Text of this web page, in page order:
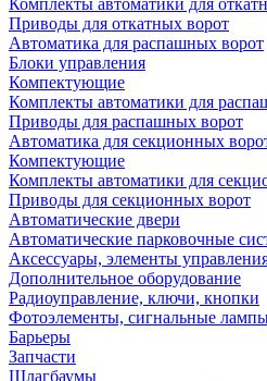
Комплекты автоматики для
Приводы для откатных ворот
Автоматика для распашных ворот
Блоки управления
Компектующие
Комплекты автоматики для
Приводы для распашных ворот
Автоматика для секционных
Компектующие
Комплекты автоматики для
Приводы для секционных ворот
Автоматические двери
Автоматические парковочные
Аксессуары, элементы
Дополнительное оборудование
Радиоуправление, ключи, кнопки
Фотоэлементы, сигнальные
Барьеры
Запчасти
Шлагбаумы